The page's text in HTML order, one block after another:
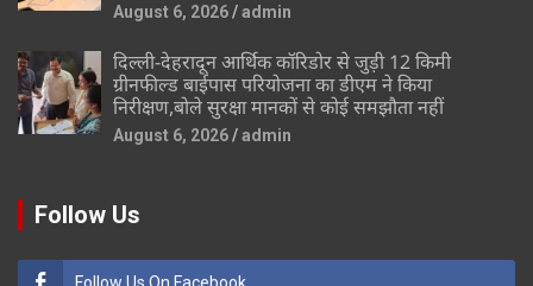
August 6, 2026 admin
दिल्ली-देहरादून आर्थिक कॉरिडोर से जुड़ी 12 किमी
ग्रीनफील्ड बाईपास परियोजना का डीएम ने किया
निरीक्षण,बोले सुरक्षा मानकों से कोई समझौता नहीं
August 6, 2026 admin
Follow Us
Follow Us On Facebook